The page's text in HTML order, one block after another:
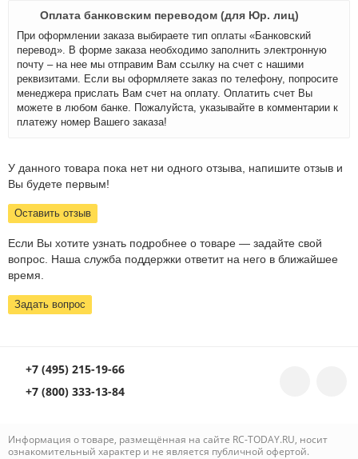
Оплата банковским переводом (для Юр. лиц)
При оформлении заказа выбираете тип оплаты «Банковский
перевод». В форме заказа необходимо заполнить электронную
почту – на нее мы отправим Вам ссылку на счет с нашими
реквизитами. Если вы оформляете заказ по телефону, попросите
менеджера прислать Вам счет на оплату. Оплатить счет Вы
можете в любом банке. Пожалуйста, указывайте в комментарии к
платежу номер Вашего заказа!
У данного товара пока нет ни одного отзыва, напишите отзыв и
Вы будете первым!
Оставить отзыв
Если Вы хотите узнать подробнее о товаре — задайте свой
вопрос. Наша служба поддержки ответит на него в ближайшее
время.
Задать вопрос
+7 (495) 215-19-66
+7 (800) 333-13-84
Информация о товаре, размещённая на сайте RC-TODAY.RU, носит
ознакомительный характер и не является публичной офертой.